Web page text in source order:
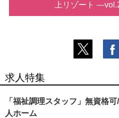
上リゾート
求人特集
「福祉調理スタッフ」無資格
人ホーム